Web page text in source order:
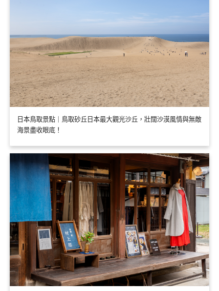
日本鳥取景點｜鳥取砂丘日本最大觀光沙丘，壯闊沙漠風情與無敵
海景盡收眼底！